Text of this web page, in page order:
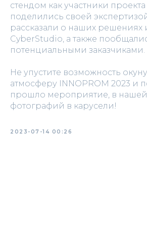
стендом как участники
поделились своей
рассказали о наших решениях
CyberStudio, а также
потенциальными заказчиками.
Не упустите возможность
атмосферу INNOPROM 2023 и
прошло мероприятие, в
фотографий в карусели!
2023-07-14 00:26